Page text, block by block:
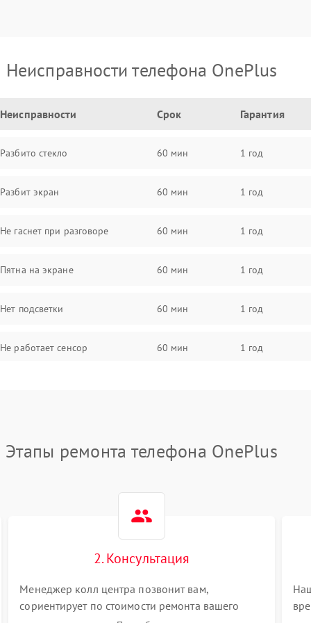
Неисправности телефона OnePlus
Неисправности Срок Гарантия
Разбито стекло 60 мин 1 год
Разбит экран 60 мин 1 год
Не гаснет при разговоре 60 мин 1 год
Пятна на экране 60 мин 1 год
Нет подсветки 60 мин 1 год
Не работает сенсор 60 мин 1 год
Не работает Face ID 60 мин
Этапы ремонта телефона OnePlus
2. Консультация
Менеджер колл центра позвонит вам,
сориентирует по стоимости ремонта вашего